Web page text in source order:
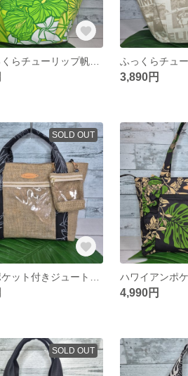
3,890円
SOLD OUT
4,990円
SOLD OUT